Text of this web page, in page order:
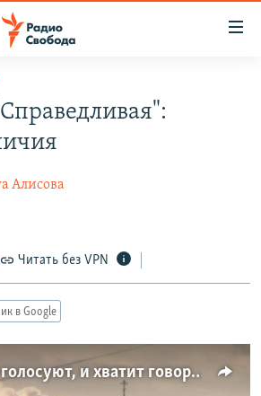
Алисова
Читать без VPN
в Google
"За идиотов не голосуют, и хватит говорить"